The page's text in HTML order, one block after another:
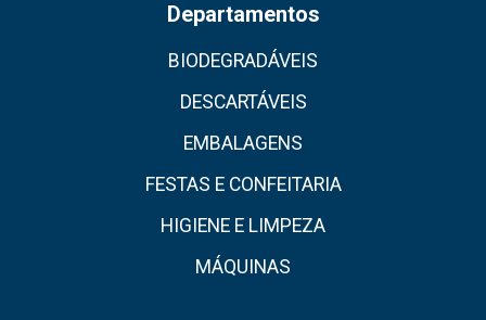
Departamentos
BIODEGRADÁVEIS
DESCARTÁVEIS
EMBALAGENS
FESTAS E CONFEITARIA
HIGIENE E LIMPEZA
MÁQUINAS